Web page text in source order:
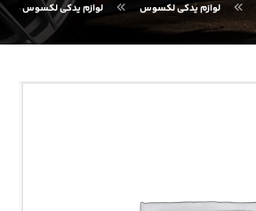
لوازم یدکی لکسوس لوازم یدکی لکسوس GS